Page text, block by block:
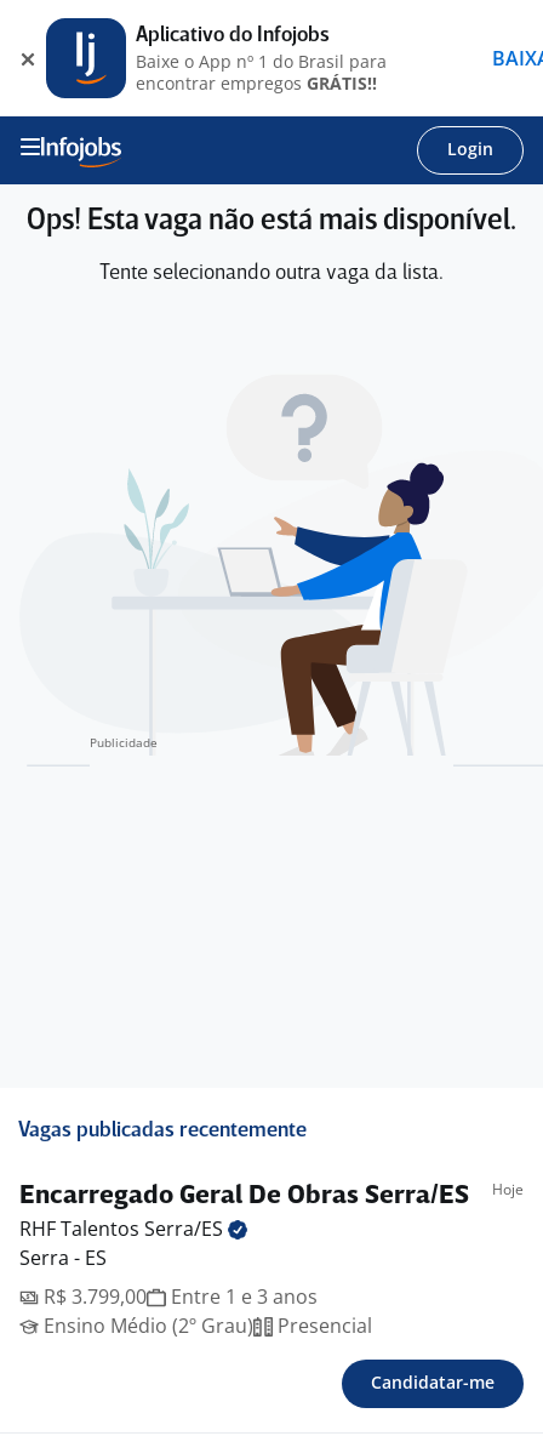
Login
Ops! Esta vaga não está mais disponível.
Tente selecionando outra vaga da lista.
Vagas publicadas recentemente
Encarregado Geral De Obras Serra/ES Hoje
RHF Talentos Serra/ES
Serra - ES
R$ 3.799,00
Entre 1 e 3 anos
Ensino Médio (2º Grau)
Presencial
Candidatar-me
Aplicativo do Infojobs
Baixe o App nº 1 do Brasil para
encontrar empregos GRÁTIS!!